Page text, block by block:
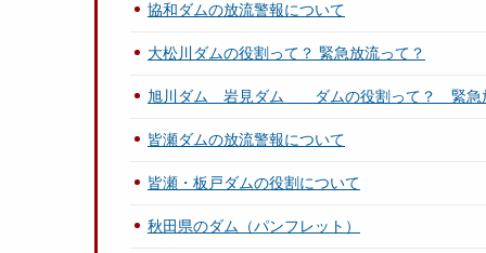
協和ダムの放流警報について
大松川ダムの役割って？ 緊急放流って？
旭川ダム 岩見ダム ダムの役割って？ 緊急
皆瀬ダムの放流警報について
皆瀬・板戸ダムの役割について
秋田県のダム（パンフレット）